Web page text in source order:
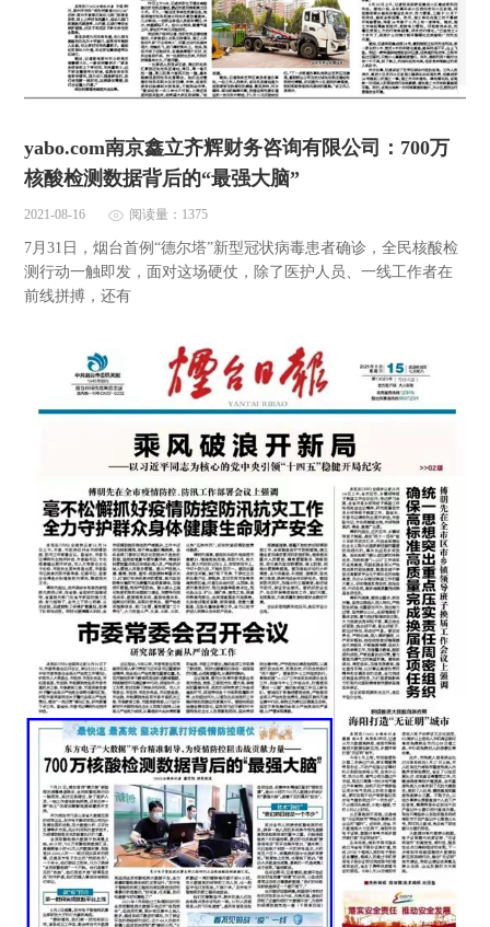
yabo.com南京鑫立齐辉财务咨询有限公司：700万
核酸检测数据背后的“最强大脑”
2021-08-16 阅读量：1375
7月31日，烟台首例“德尔塔”新型冠状病毒患者确诊，全民核酸检
测行动一触即发，面对这场硬仗，除了医护人员、一线工作者在
前线拼搏，还有